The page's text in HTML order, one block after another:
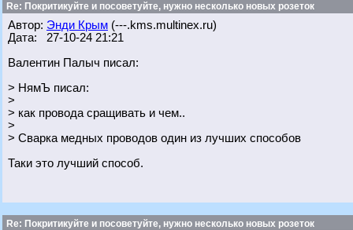
Re: Покритикуйте и посоветуйте, нужно несколько новых розеток
Автор: Энди Крым (---.kms.multinex.ru)
Дата: 27-10-24 21:21
Валентин Палыч писал:
> НямЪ писал:
>
> как провода сращивать и чем..
>
> Сварка медных проводов один из лучших способов
Таки это лучший способ.
Re: Покритикуйте и посоветуйте, нужно несколько новых розеток